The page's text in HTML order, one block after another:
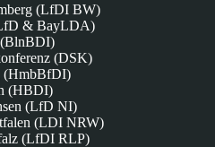
(LfDI BW)
& BayLDA)
(DSK)
(HmbBfDI)
(HBDI)
(LfD NI)
(LDI NRW)
(LfDI RLP)